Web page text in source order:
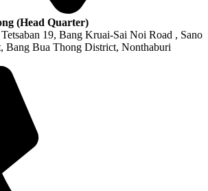
(Head Quarter)
19, Bang Kruai-Sai Noi Road , Sano
Bang Bua Thong District, Nonthaburi